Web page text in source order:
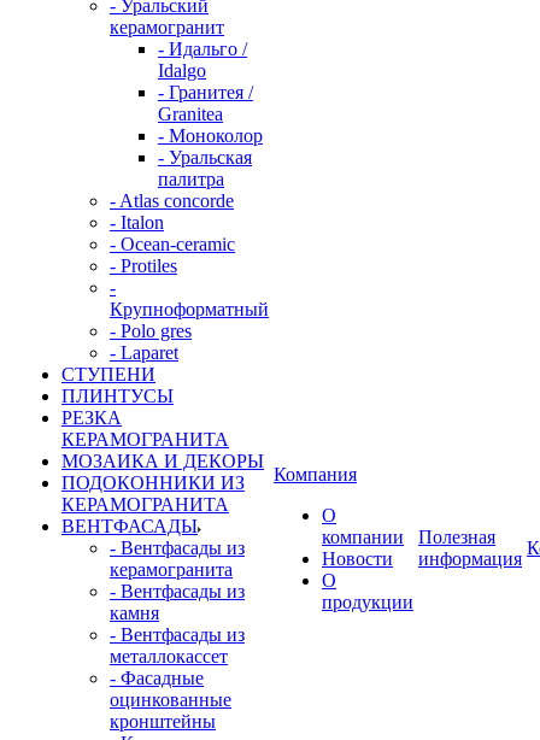
- Уральский
керамогранит
- Идальго /
Idalgo
- Гранитея /
Granitea
- Моноколор
- Уральская
палитра
- Atlas concorde
- Italon
- Ocean-ceramic
- Protiles
-
Крупноформатный
- Polo gres
- Laparet
СТУПЕНИ
ПЛИНТУСЫ
РЕЗКА
КЕРАМОГРАНИТА
МОЗАИКА И ДЕКОРЫ
ПОДОКОННИКИ ИЗ
КЕРАМОГРАНИТА
ВЕНТФАСАДЫ
- Вентфасады из
керамогранита
- Вентфасады из
камня
- Вентфасады из
металлокассет
- Фасадные
оцинкованные
кронштейны
Компания
О
компании
Новости
О
продукции
Полезная
информация